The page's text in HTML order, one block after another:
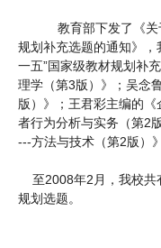
教育部下发了《关
规划补充选题的通知》
一五”国家级教材规划补
理学（第3版）》；吴念
版）》；王君彩主编的
者行为分析与实务（第2
---方法与技术（第2版）
至2008年2月，我校共
规划选题。